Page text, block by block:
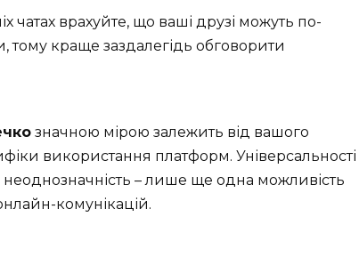
чатах врахуйте, що ваші друзі можуть по-
тому краще заздалегідь обговорити
значною мірою залежить від вашого
використання платформ. Універсальності
– лише ще одна можливість
комунікацій.